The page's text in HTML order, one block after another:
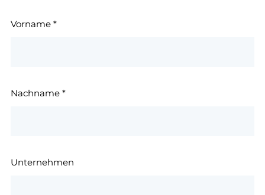
Vorname *
Nachname *
Unternehmen